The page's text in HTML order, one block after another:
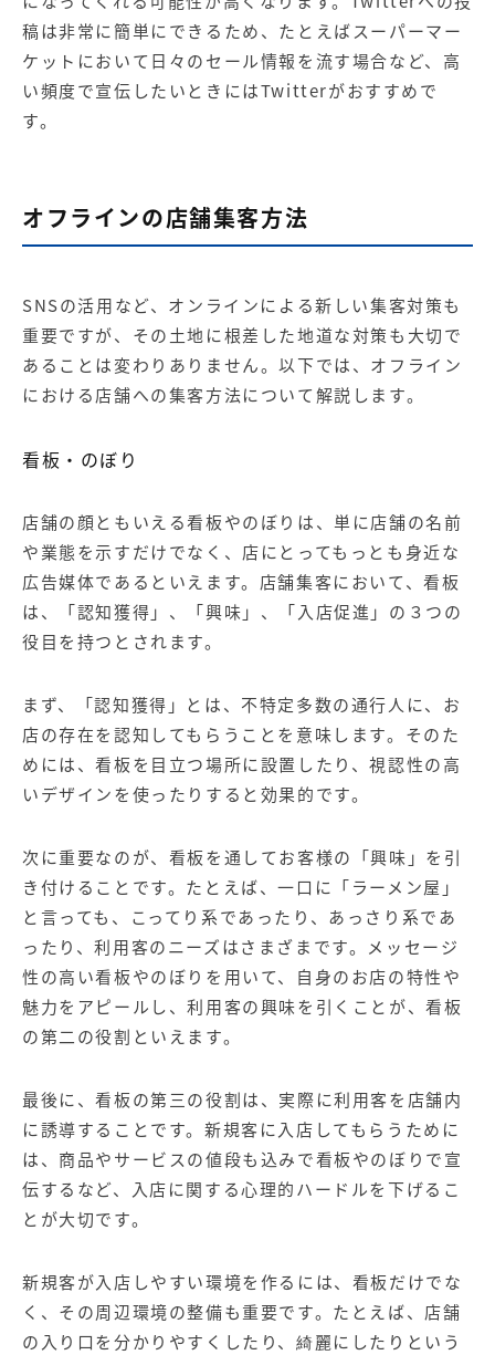
稿は非常に簡単にできるため、たとえばスーパーマー
ケットにおいて日々のセール情報を流す場合など、高
い頻度で宣伝したいときにはTwitterがおすすめで
す。
オフラインの店舗集客方法
SNSの活用など、オンラインによる新しい集客対策も
重要ですが、その土地に根差した地道な対策も大切で
あることは変わりありません。以下では、オフライン
における店舗への集客方法について解説します。
看板・のぼり
店舗の顔ともいえる看板やのぼりは、単に店舗の名前
や業態を示すだけでなく、店にとってもっとも身近な
広告媒体であるといえます。店舗集客において、看板
は、「認知獲得」、「興味」、「入店促進」の３つの
役目を持つとされます。
まず、「認知獲得」とは、不特定多数の通行人に、お
店の存在を認知してもらうことを意味します。そのた
めには、看板を目立つ場所に設置したり、視認性の高
いデザインを使ったりすると効果的です。
次に重要なのが、看板を通してお客様の「興味」を引
き付けることです。たとえば、一口に「ラーメン屋」
と言っても、こってり系であったり、あっさり系であ
ったり、利用客のニーズはさまざまです。メッセージ
性の高い看板やのぼりを用いて、自身のお店の特性や
魅力をアピールし、利用客の興味を引くことが、看板
の第二の役割といえます。
最後に、看板の第三の役割は、実際に利用客を店舗内
に誘導することです。新規客に入店してもらうために
は、商品やサービスの値段も込みで看板やのぼりで宣
伝するなど、入店に関する心理的ハードルを下げるこ
とが大切です。
新規客が入店しやすい環境を作るには、看板だけでな
く、その周辺環境の整備も重要です。たとえば、店舗
の入り口を分かりやすくしたり、綺麗にしたりという